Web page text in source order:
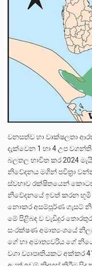
වනසත්ව හා වෘක්ෂලතා
දැක්වෙන 1 හා 4 උප
බලතල භාවිත කර 2024
නිවේදනය මගින් පවිත්‍රා
ස්වභාව රක්ෂිතයෙන්
නිවේදනයේ ඉවත් කරන භූමි
නොකර අසම්පූර්ණ ගැසට්
මේ පිළිබඳ ව වැඩිදුර
සංරක්ෂණ අමාත්‍යංශයේ
ගේ හා අමාත්‍යවරිය ගේ
වගා ව්‍යාපෘතියකට අක්කර